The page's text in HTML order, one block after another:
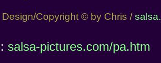
Design/Copyright © by Chris /
salsa-pictures.com/pa.htm